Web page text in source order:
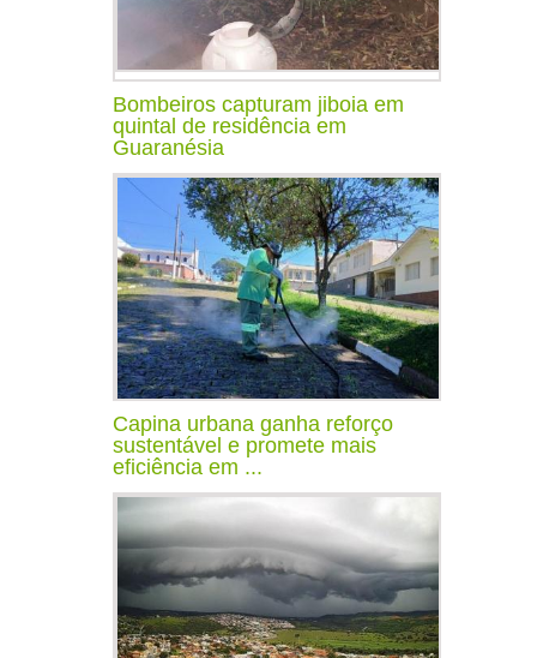
Bombeiros capturam jiboia em
quintal de residência em
Guaranésia
Capina urbana ganha reforço
sustentável e promete mais
eficiência em ...